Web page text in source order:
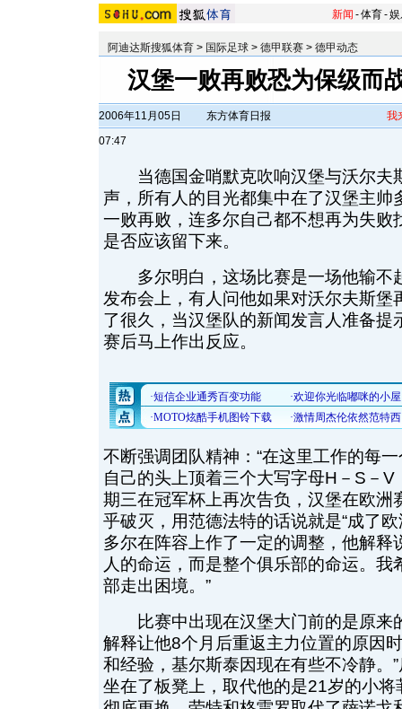
新闻 -体育-
阿迪达斯搜狐体育 > 国际足球 > 德甲联赛 > 德甲动态
汉堡一败再败恐为保级而
2006年11月05日
07:47
东方体育日报 我
当德国金哨默克吹响汉堡与沃尔夫
声，所有人的目光都集中在了汉堡主帅
一败再败，连多尔自己都不想再为失败
是否应该留下来。
多尔明白，这场比赛是一场他输不
发布会上，有人问他如果对沃尔夫斯堡
了很久，当汉堡队的新闻发言人准备提
赛后马上作出反应。
不断强调团队精神：“在这里工作的每
自己的头上顶着三个大写字母H－S－V
期三在冠军杯上再次告负，汉堡在欧洲
乎破灭，用范德法特的话说就是“成了
多尔在阵容上作了一定的调整，他解释
人的命运，而是整个俱乐部的命运。我
部走出困境。”
比赛中出现在汉堡大门前的是原来
解释让他8个月后重返主力位置的原因
和经验，基尔斯泰因现在有些不冷静。
坐在了板凳上，取代他的是21岁的小